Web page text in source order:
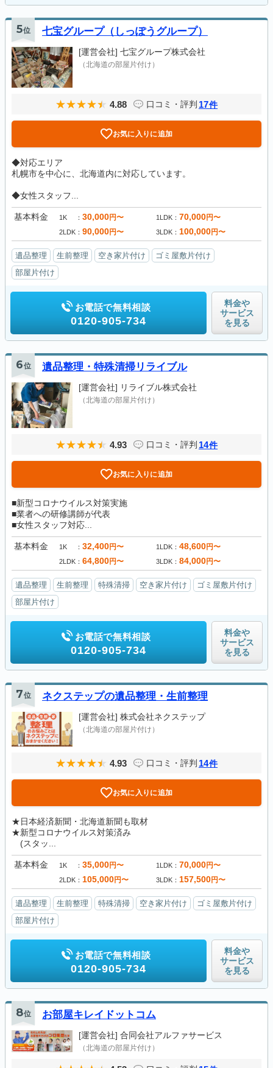
5位 七宝グループ（しっぽうグループ）
[運営会社] 七宝グループ株式会社
（北海道の部屋片付け）
4.88 口コミ・評判 17件
お気に入りに追加
◆対応エリア
札幌市を中心に、北海道内に対応しています。
◆女性スタッフ...
基本料金 1K 30,000円〜 1LDK 70,000円〜
2LDK 90,000円〜 3LDK 100,000円〜
遺品整理 生前整理 空き家片付け
ゴミ屋敷片付け
部屋片付け
お電話で無料相談
0120-905-734
料金や
サービス
を見る
6位 遺品整理・特殊清掃リライブル
[運営会社] リライブル株式会社
（北海道の部屋片付け）
4.93 口コミ・評判 14件
お気に入りに追加
■新型コロナウイルス対策実施
■業者への研修講師が代表
■女性スタッフ対応...
基本料金 1K 32,400円〜 1LDK 48,600円〜
2LDK 64,800円〜 3LDK 84,000円〜
遺品整理 生前整理 特殊清掃 空き家片付け
ゴミ屋敷片付け
部屋片付け
お電話で無料相談
0120-905-734
料金や
サービス
を見る
7位 ネクステップの遺品整理・生前整理
[運営会社] 株式会社ネクステップ
（北海道の部屋片付け）
4.93 口コミ・評判 14件
お気に入りに追加
★日本経済新聞・北海道新聞も取材
★新型コロナウイルス対策済み
(スタッ...
基本料金 1K 35,000円〜 1LDK 70,000円〜
2LDK 105,000円〜 3LDK 157,500円〜
遺品整理 生前整理 特殊清掃 空き家片付け
ゴミ屋敷片付け
部屋片付け
お電話で無料相談
0120-905-734
料金や
サービス
を見る
8位 お部屋キレイドットコム
[運営会社] 合同会社アルファサービス
（北海道の部屋片付け）